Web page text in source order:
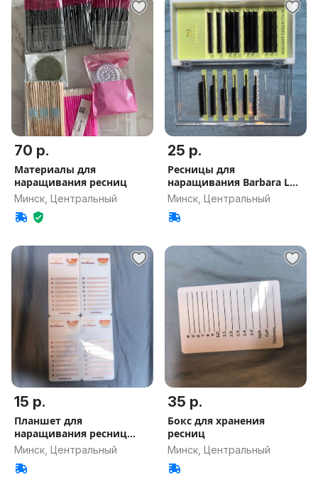
70 р.
Материалы для
наращивания ресниц
Минск, Центральный
25 р.
Ресницы для
наращивания Barbara L
0,07 черные
Минск, Центральный
15 р.
Планшет для
наращивания ресниц
4шт
Минск, Центральный
35 р.
Бокс для хранения
ресниц
Минск, Центральный